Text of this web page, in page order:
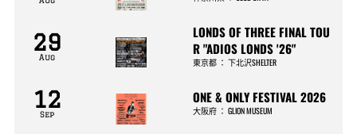
29
Aug
LONDS OF THREE FINAL TOU
R "ADIOS LONDS '26"
東京都 ：下北沢SHELTER
12
Sep
ONE & ONLY FESTIVAL 2026
大阪府 ：GLION MUSEUM